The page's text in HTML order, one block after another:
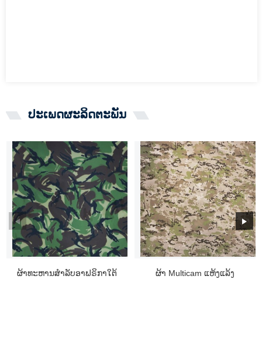
ປະເພດຜະລິດຕະພັນ
ຜ້າທະຫານສໍາລັບອາຟຣິກາໃຕ້ ຜ້າ Multicam ແຫ້ງແລ້ງ